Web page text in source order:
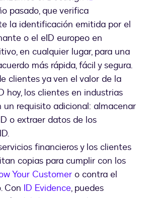
pasado, que verifica
la identificación emitida por el
o el eID europeo en
en cualquier lugar, para una
más rápida, fácil y segura.
clientes ya ven el valor de la
hoy, los clientes en industrias
un requisito adicional: almacenar
o extraer datos de los
financieros y los clientes
copias para cumplir con los
Your Customero contra el
Con ID Evidence, puedes